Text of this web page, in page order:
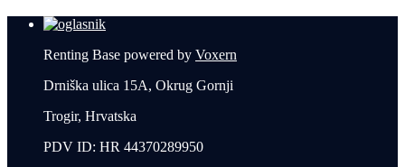
Renting Base powered by Voxern
Drniška ulica 15A, Okrug Gornji
Trogir, Hrvatska
PDV ID: HR 44370289950